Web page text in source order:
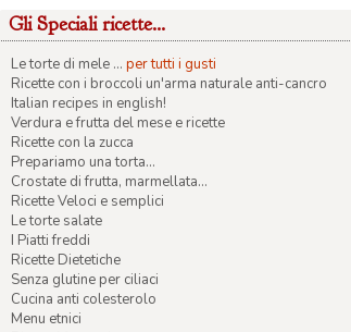
Gli Speciali ricette...
Le torte di mele ... per tutti i gusti
Ricette con i broccoli un'arma naturale anti-cancro
Italian recipes in english!
Verdura e frutta del mese e ricette
Ricette con la zucca
Prepariamo una torta...
Crostate di frutta, marmellata...
Ricette Veloci e semplici
Le torte salate
I Piatti freddi
Ricette Dietetiche
Senza glutine per ciliaci
Cucina anti colesterolo
Menu etnici